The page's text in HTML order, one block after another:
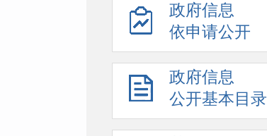
政府信息
依申请公开
政府信息
公开基本目录